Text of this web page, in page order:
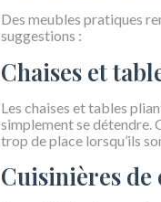
Des meubles pratiques
suggestions :
Chaises et
Les chaises et tables
simplement se détendre.
trop de place lorsqu’ils
Cuisinières de